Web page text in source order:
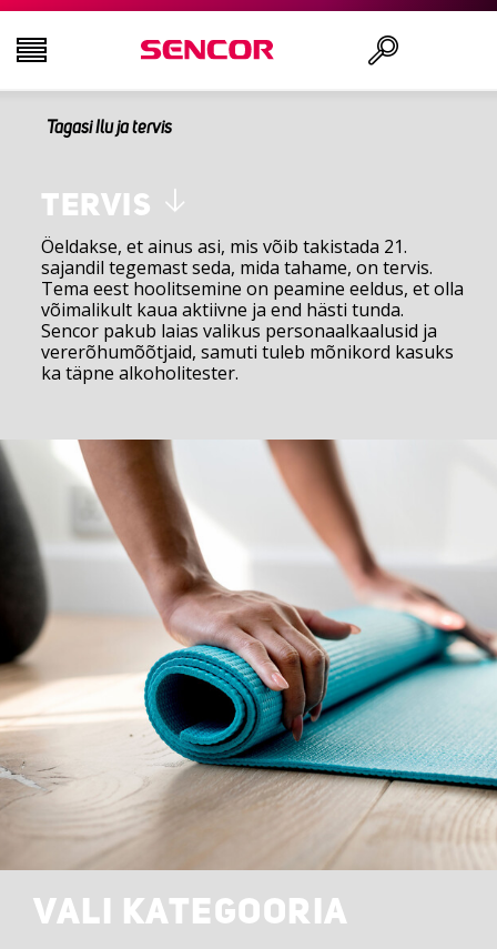
AUDIO - VIDEO
KÖÖK
MAJAPIDAMINE
ILU JA TERVIS
Tagasi Ilu ja tervis
TERVIS
Öeldakse, et ainus asi, mis võib takistada 21.
sajandil tegemast seda, mida tahame, on tervis.
Tema eest hoolitsemine on peamine eeldus, et olla
võimalikult kaua aktiivne ja end hästi tunda.
Sencor pakub laias valikus personaalkaalusid ja
vererõhumõõtjaid, samuti tuleb mõnikord kasuks
ka täpne alkoholitester.
VALI KATEGOORIA